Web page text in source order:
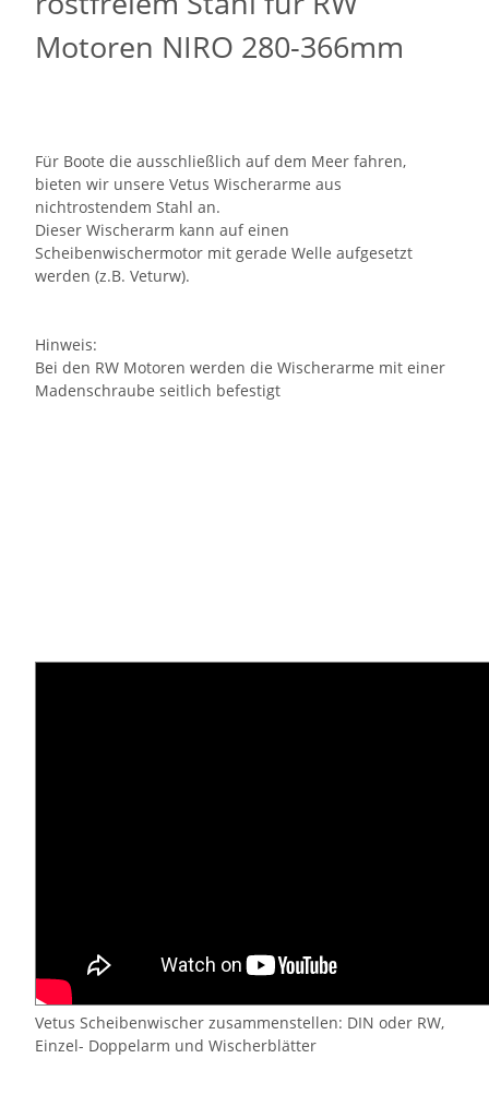
Motoren NIRO 280-366mm
Für Boote die ausschließlich auf dem Meer fahren,
bieten wir unsere Vetus Wischerarme aus
nichtrostendem Stahl an.
Dieser Wischerarm kann auf einen
Scheibenwischermotor mit gerade Welle aufgesetzt
werden (z.B. Veturw).
Hinweis:
Bei den RW Motoren werden die Wischerarme mit einer
Madenschraube seitlich befestigt
Vetus Scheibenwischer zusammenstellen: DIN oder RW,
Einzel- Doppelarm und Wischerblätter